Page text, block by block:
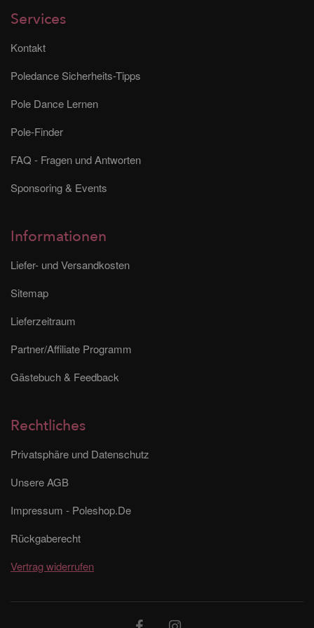
Services
Kontakt
Poledance Sicherheits-Tipps
Pole Dance Lernen
Pole-Finder
FAQ - Fragen und Antworten
Sponsoring & Events
Informationen
Liefer- und Versandkosten
Sitemap
Lieferzeitraum
Partner/Affiliate Programm
Gästebuch & Feedback
Rechtliches
Privatsphäre und Datenschutz
Unsere AGB
Impressum - Poleshop.De
Rückgaberecht
Vertrag widerrufen